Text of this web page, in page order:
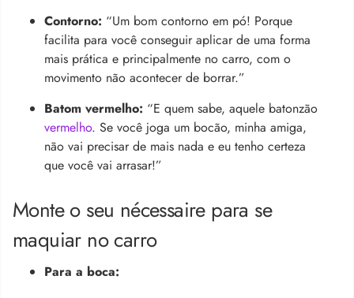
Contorno: “Um bom contorno em pó! Porque
facilita para você conseguir aplicar de uma forma
mais prática e principalmente no carro, com o
movimento não acontecer de borrar.”
Batom vermelho: “E quem sabe, aquele batonzão
vermelho. Se você joga um bocão, minha amiga,
não vai precisar de mais nada e eu tenho certeza
que você vai arrasar!”
Monte o seu nécessaire para se
maquiar no carro
Para a boca: